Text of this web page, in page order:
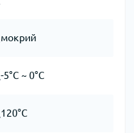
мокрий
-5°C ~ 0°C
120°C